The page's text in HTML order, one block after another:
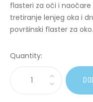
flasteri za oči i naočare
tretiranje lenjeg oka i
površinski flaster za oko.
Quantity: